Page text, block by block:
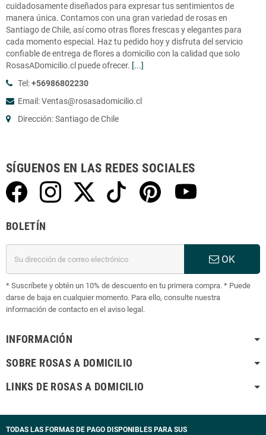
cuidadosamente diseñados para expresar tus sentimientos de
manera única. Contamos con una gran variedad de rosas en
Santiago de Chile, así como otras flores frescas y elegantes para
cada momento especial. Haz tu pedido hoy y disfruta del servicio
confiable de entrega de flores a domicilio con la calidad que solo
RosasADomicilio.cl puede ofrecer. [...]
Tel:+56986802230
Email: Ventas@rosasadomicilio.cl
Dirección: Santiago de Chile
SÍGUENOS EN LAS REDES SOCIALES
BOLETÍN
OK
* Suscríbete y obtén un 10% de descuento en tu primera compra. * Puede
darse de baja en cualquier momento. Para ello, consulte nuestra
información de contacto en el aviso legal.
INFORMACIÓN
SOBRE ROSAS A DOMICILIO
LINKS DE ROSAS A DOMICILIO
TODAS LAS FORMAS DE PAGO DISPONIBLES PARA SUS